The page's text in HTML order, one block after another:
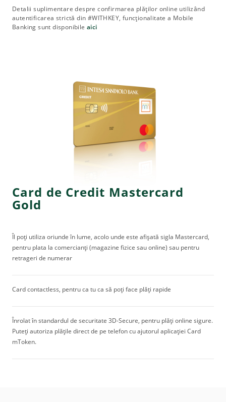
Detalii suplimentare despre confirmarea plăților online utilizând
autentificarea strictă din #WITHKEY, funcționalitate a Mobile
Banking sunt disponibile aici
Card de Credit Mastercard
Gold
Îl poți utiliza oriunde în lume, acolo unde este afișată sigla Mastercard,
pentru plata la comercianți (magazine fizice sau online) sau pentru
retrageri de numerar
Card contactless, pentru ca tu ca să poți face plăți rapide
Înrolat în standardul de securitate 3D-Secure, pentru plăți online sigure.
Puteți autoriza plățile direct de pe telefon cu ajutorul aplicației Card
mToken.